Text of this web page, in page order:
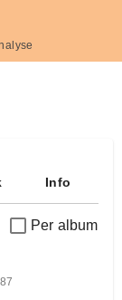
Info
Per album